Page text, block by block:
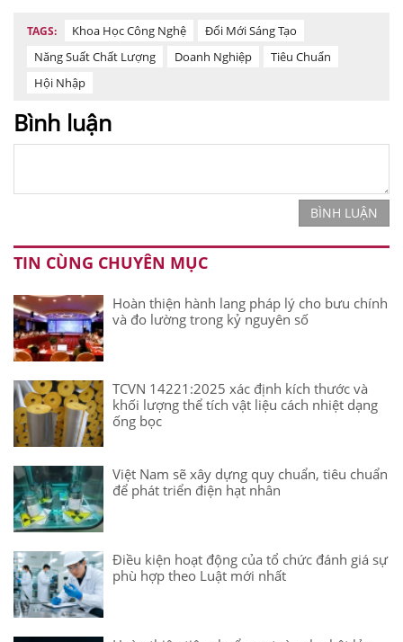
TAGS: Khoa Học Công Nghệ
Đổi Mới Sáng Tạo
Năng Suất Chất Lượng
Doanh Nghiệp
Tiêu Chuẩn
Hội Nhập
Bình luận
BÌNH LUẬN
TIN CÙNG CHUYÊN MỤC
Hoàn thiện hành lang pháp lý cho bưu chính
và đo lường trong kỷ nguyên số
TCVN 14221:2025 xác định kích thước và
khối lượng thể tích vật liệu cách nhiệt dạng
ống bọc
Việt Nam sẽ xây dựng quy chuẩn, tiêu chuẩn
để phát triển điện hạt nhân
Điều kiện hoạt động của tổ chức đánh giá sự
phù hợp theo Luật mới nhất